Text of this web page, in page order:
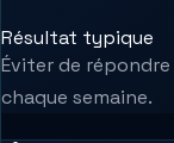
Résultat typique
Éviter de
chaque semaine.